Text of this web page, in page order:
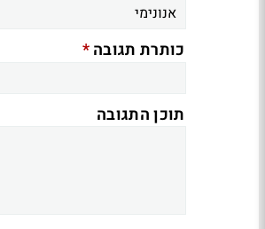
כותרת תגובה*
תוכן התגובה